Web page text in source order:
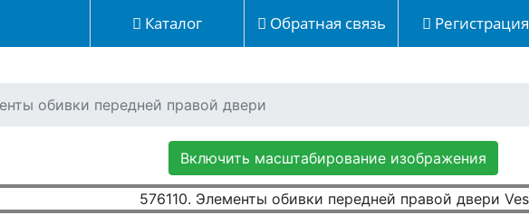
Каталог Обратная связь Регистрация
обивки передней правой двери
Включить масштабирование изображения